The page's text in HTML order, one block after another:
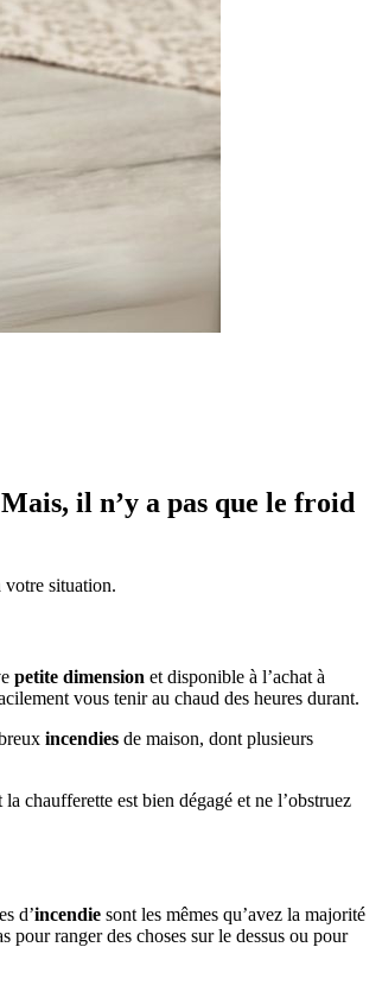
il n’y a pas que le froid
votre situation.
petite dimension et disponible à l’achat à
vous tenir au chaud des heures durant.
incendies de maison, dont plusieurs
chaufferette est bien dégagé et ne l’obstruez
d’incendie sont les mêmes qu’avez la majorité
pour ranger des choses sur le dessus ou pour